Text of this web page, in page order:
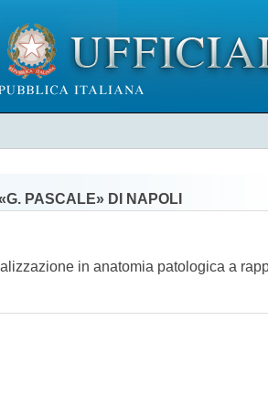
PASCALE» DI NAPOLI
in anatomia patologica a